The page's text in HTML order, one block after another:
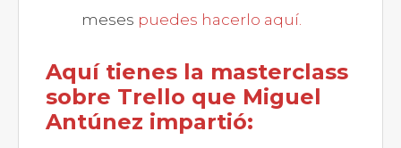
meses puedes hacerlo aquí.
Aquí tienes la masterclass
sobre Trello que Miguel
Antúnez impartió: